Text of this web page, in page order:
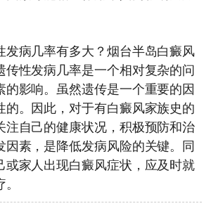
病几率有多大？ 烟台半岛白癜风
传性发病几率是一个相对复杂的问
的影响。虽然遗传是一个重要的因
的。因此，对于有白癜风家族史的
注自己的健康状况，积极预防和治
因素，是降低发病风险的关键。同
或家人出现白癜风症状，应及时就